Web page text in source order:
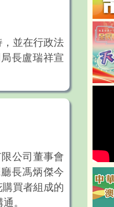
並在行政法
長盧瑞祥宣
公司董事會
長馮炳傑今
購買者組成的
。